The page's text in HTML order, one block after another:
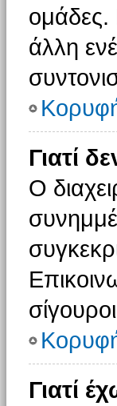
ομάδες.
άλλη
Γιατί
Ο
Γιατί